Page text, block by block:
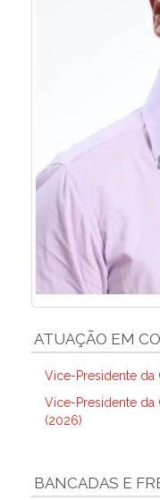
ATUAÇÃO EM
Vice-Presidente da
Vice-Presidente da
(2026)
BANCADAS E